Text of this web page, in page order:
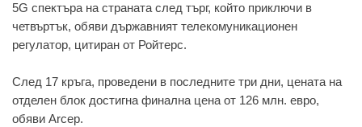
5G спектъра на страната след търг, който приключи в
четвъртък, обяви държавният телекомуникационен
регулатор, цитиран от Ройтерс.
След 17 кръга, проведени в последните три дни, цената на
отделен блок достигна финална цена от 126 млн. евро,
обяви Arcep.